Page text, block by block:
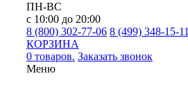
ПН-ВС
с 10:00 до 20:00
8 (800) 302-77-06 8 (499) 348-15-11
КОРЗИНА
0 товаров. Заказать звонок
Меню